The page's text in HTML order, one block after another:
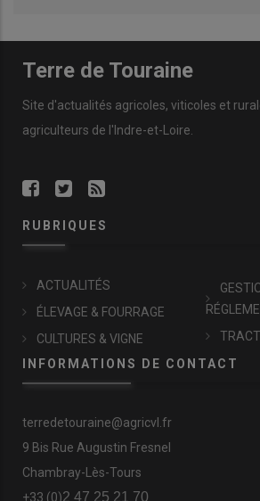
Terre de Touraine
Site d'actualités agricoles, viticoles et
agriculteurs de l'Indre-et-Loire.
RUBRIQUES
ACTUALITÉS
ÉLEVAGE & FOURRAGE
CULTURES & VIGNE
INFORMATIONS DE CONTACT
terredetouraine@agricvl.fr
9 Bis Rue Augustin Fresnel
Chambray-Lès-Tours
+33 (0)2 47 25 21 70